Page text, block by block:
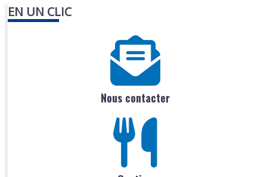
EN UN CLIC
Nous contacter